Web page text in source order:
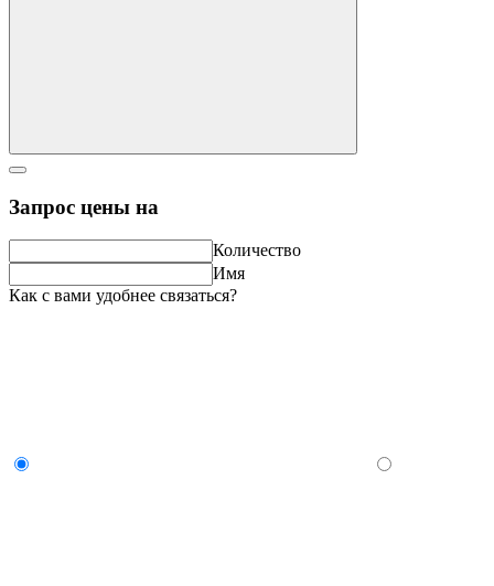
Запрос цены на
Количество
Имя
Как с вами удобнее связаться?